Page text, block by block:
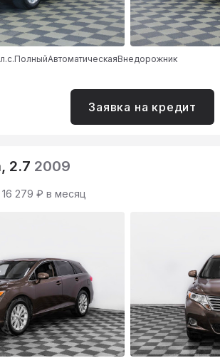
ПолныйАвтоматическаяВнедорожник
Заявка на кредит
2.7 2009
279 ₽ в месяц